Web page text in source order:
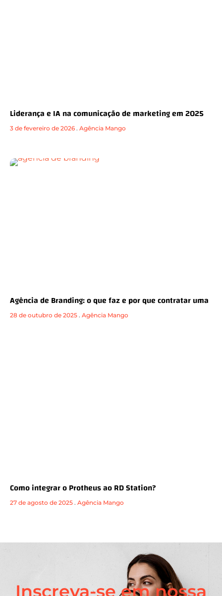
Liderança e IA na comunicação de marketing em 2025
3 de fevereiro de 2026 . Agência Mango
Agência de Branding: o que faz e por que contratar uma
28 de outubro de 2025 . Agência Mango
Como integrar o Protheus ao RD Station?
27 de agosto de 2025 . Agência Mango
Inscreva-se em nossa